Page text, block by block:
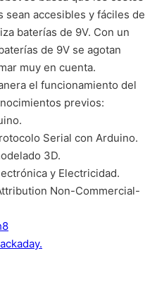
sean accesibles y fáciles de
baterías de 9V. Con un
de 9V se agotan
muy en cuenta.
el funcionamiento del
previos:
Serial con Arduino.
3D.
y Electricidad.
Non-Commercial-